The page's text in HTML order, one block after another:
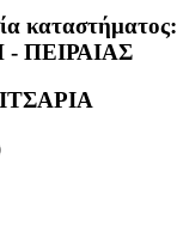
καταστήματος:
ΠΕΙΡΑΙΑΣ